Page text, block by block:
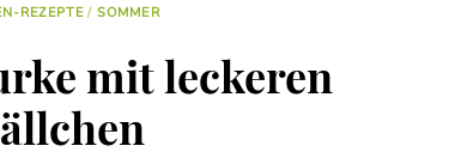
REZEPTE/ SOMMER
mit leckeren